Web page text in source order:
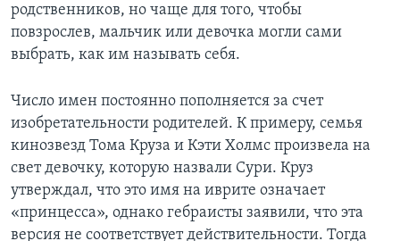
родственников, но чаще для того, чтобы
повзрослев, мальчик или девочка могли сами
выбрать, как им называть себя.
Число имен постоянно пополняется за счет
изобретательности родителей. К примеру, семья
кинозвезд Тома Круза и Кэти Холмс произвела на
свет девочку, которую назвали Сури. Круз
утверждал, что это имя на иврите означает
«принцесса», однако гебраисты заявили, что эта
версия не соответствует действительности. Тогда